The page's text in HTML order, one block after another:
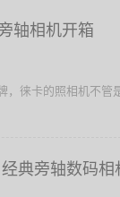
轴相机开箱
，徕卡的照相机不管
典旁轴数码相